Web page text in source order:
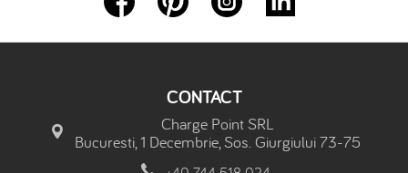
CONTACT
Charge Point SRL
Bucuresti, 1 Decembrie, Sos. Giurgiului 73-75